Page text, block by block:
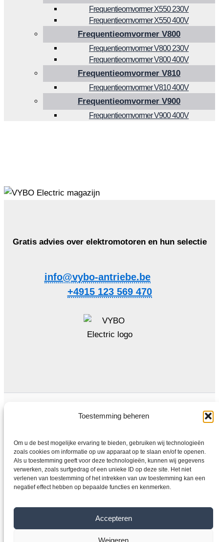
Toestemming beheren
Om u de best mogelijke ervaring te bieden, gebruiken wij technologieën
zoals cookies om informatie op uw apparaat op te slaan en/of te openen.
Als u toestemming geeft voor deze technologieën, kunnen wij gegevens
verwerken, zoals surfgedrag of een unieke ID op deze site. Het niet
verlenen van toestemming of het intrekken van uw toestemming kan een
negatief effect hebben op bepaalde functies en kenmerken.
Accepteren
Weigeren
Frequentieomvormer X550 230V
Frequentieomvormer X550 400V
Frequentieomvormer V800
Frequentieomvormer V800 230V
Frequentieomvormer V800 400V
Frequentieomvormer V810
Frequentieomvormer V810 400V
Frequentieomvormer V900
Frequentieomvormer V900 400V
Gratis advies over elektromotoren en hun selectie
info@vybo-antriebe.be
+4915 123 569 470
Thuis
Winkel
Elektromotoren
Overdragen
Over ons